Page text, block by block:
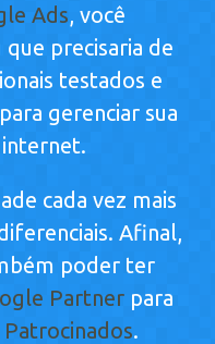
Ads, você
precisaria de
testados e
gerenciar sua
cada vez mais
Afinal,
poder ter
Partnerpara
Patrocinados.